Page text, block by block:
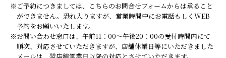
※ご予約につきましては、こちらのお問合せフォームからは承ること
ができません。恐れ入りますが、営業時間中にお電話もしくWEB
予約をお願いいたします。
※お問い合わせ窓口は、午前11：00～午後20：00の受付時間内にて
順次、対応させていただきますが、店舗休業日等にいただきました
メールは、翌店舗営業日以降の対応とさせていただきます。